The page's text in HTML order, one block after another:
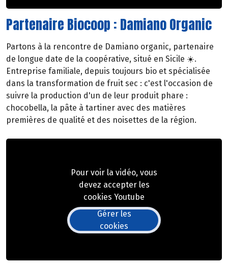
Partenaire Biocoop : Damiano Organic
Partons à la rencontre de Damiano organic, partenaire
de longue date de la coopérative, situé en Sicile ☀️.
Entreprise familiale, depuis toujours bio et spécialisée
dans la transformation de fruit sec : c'est l'occasion de
suivre la production d'un de leur produit phare :
chocobella, la pâte à tartiner avec des matières
premières de qualité et des noisettes de la région.
Pour voir la vidéo, vous
devez accepter les
cookies Youtube
Gérer les
cookies